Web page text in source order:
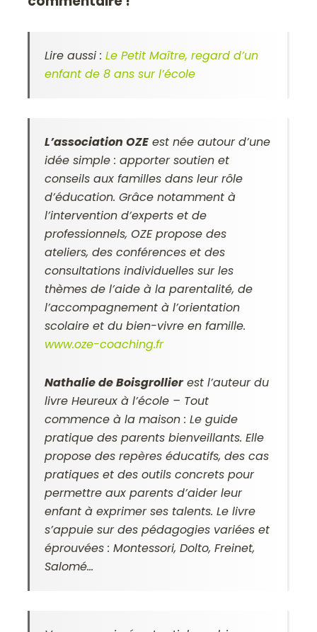
Lire aussi :Le Petit Maître, regard d’un
enfant de 8 ans sur l’école
L’association OZE est née autour d’une
idée simple : apporter soutien et
conseils aux familles dans leur rôle
d’éducation. Grâce notamment à
l’intervention d’experts et de
professionnels, OZE propose des
ateliers, des conférences et des
consultations individuelles sur les
thèmes de l’aide à la parentalité, de
l’accompagnement à l’orientation
scolaire et du bien-vivre en famille.
www.oze-coaching.fr
Nathalie de Boisgrollierest l’auteur du
livre Heureux à l’école – Tout
commence à la maison : Le guide
pratique des parents bienveillants. Elle
propose des repères éducatifs, des cas
pratiques et des outils concrets pour
permettre aux parents d’aider leur
enfant à exprimer ses talents. Le livre
s’appuie sur des pédagogies variées et
éprouvées : Montessori, Dolto, Freinet,
Salomé…